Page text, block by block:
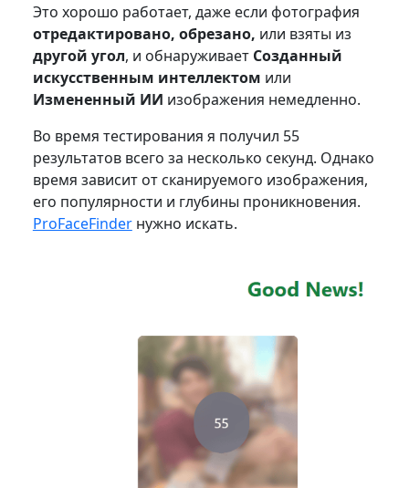
Это хорошо работает, даже если фотография
отредактировано, обрезано, или взяты из
другой угол, и обнаруживает Созданный
искусственным интеллектом или
Измененный ИИ изображения немедленно.
Во время тестирования я получил 55
результатов всего за несколько секунд. Однако
время зависит от сканируемого изображения,
его популярности и глубины проникновения.
ProFaceFinderнужно искать.